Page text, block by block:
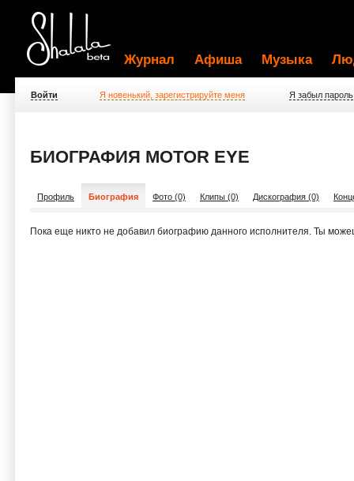
Журнал Афиша Музыка
Войти Я новенький, зарегистрируйте меня Я забыл пароль
БИОГРАФИЯ MOTOR EYE
Профиль Биография Фото (0) Клипы (0) Дискография (0)
Пока еще никто не добавил биографию данного исполнителя. Ты